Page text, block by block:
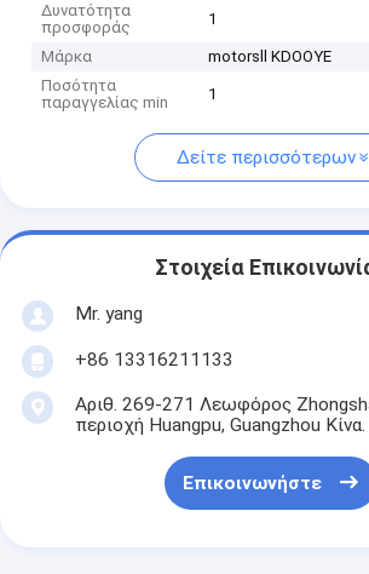
Δυνατότητα
προσφοράς
1
Μάρκα
motorsll KDOOYE
Ποσότητα
παραγγελίας min
1
Δείτε περισσότερων
Στοιχεία
Mr. yang
+86 13316211133
Αριθ. 269-271 Λεωφόρος
περιοχή Huangpu, Guangzhou Κίνα.
Επικοινωνήστε